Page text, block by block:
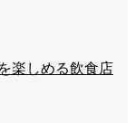
楽しめる飲食店